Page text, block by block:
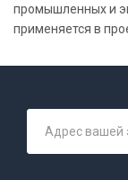
промышленных и
применяется в